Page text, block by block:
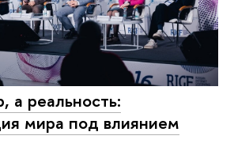
а реальность:
мира под влиянием